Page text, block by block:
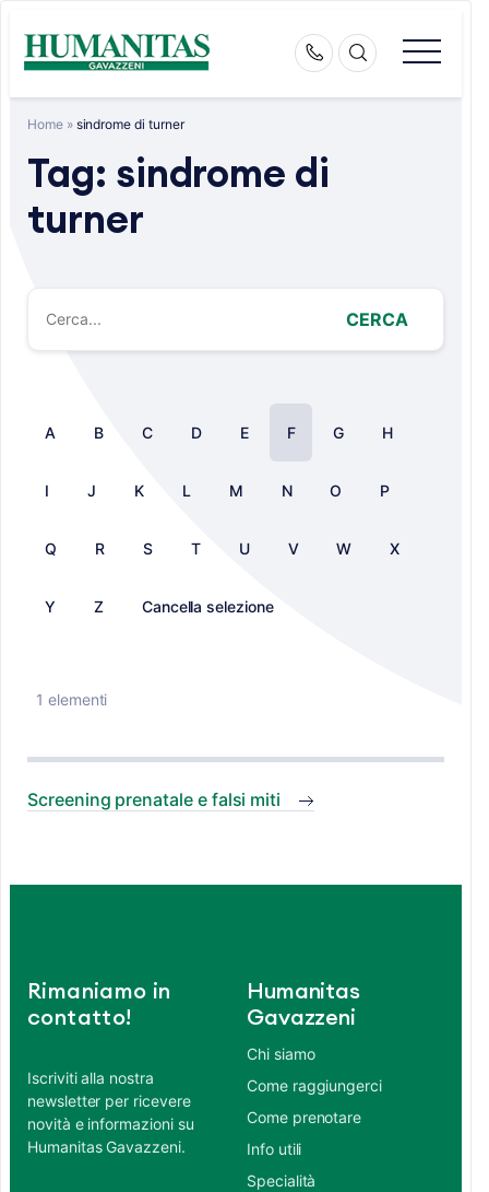
content
Home» sindrome di turner
Tag: sindrome di
turner
CERCA
A B C D E F G H
I J K L M N O P
Q R S T U V W X
Y Z Cancella selezione
1 elementi
Screening prenatale e falsi miti
Rimaniamo in
contatto!
Iscriviti alla nostra
newsletter per ricevere
novità e informazioni su
Humanitas Gavazzeni.
Humanitas
Gavazzeni
Chi siamo
Come raggiungerci
Come prenotare
Info utili
Specialità